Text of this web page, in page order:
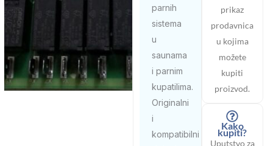
parnih
sistema
u
saunama
i parnim
kupatilima.
Originalni
i
kompatibilni
prikaz
prodavnica
u kojima
možete
kupiti
proizvod.
Kako
kupiti?
Uputstvo za